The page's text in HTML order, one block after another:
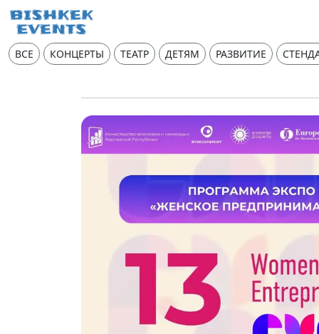
ВСЕ КОНЦЕРТЫ ТЕАТР ДЕТЯМ РАЗВИТИЕ